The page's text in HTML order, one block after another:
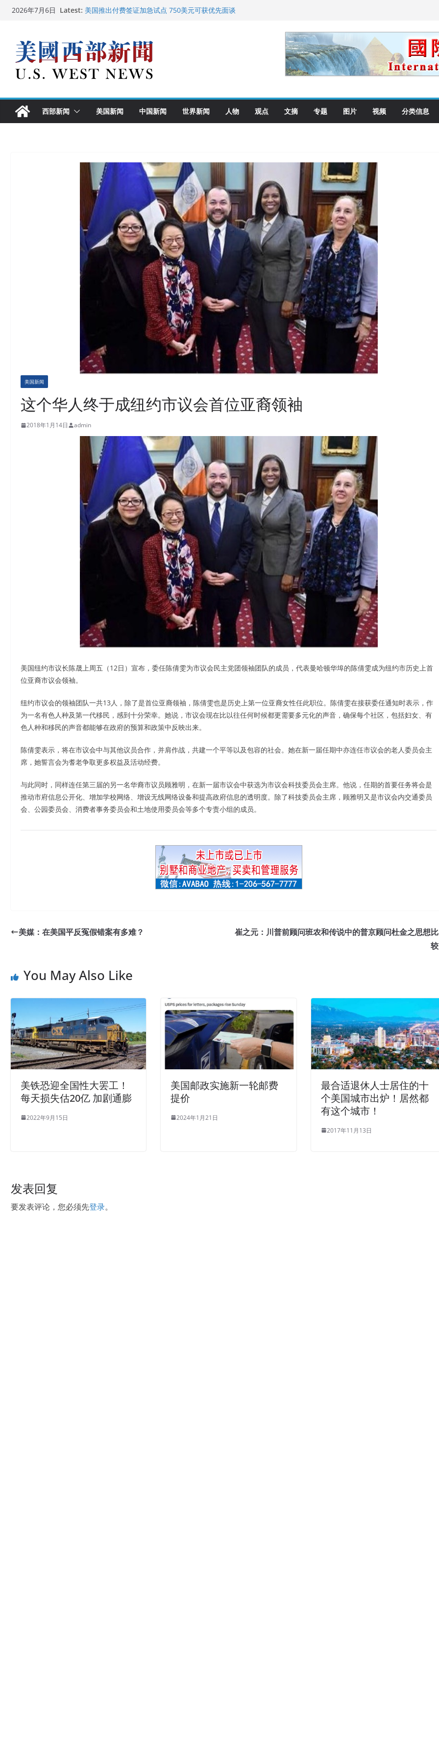
Skip2026年7月6日 Latest: 美国推出付费签证加急试点 750美元可获优先面谈
中国驻美国大使谢锋邀请美国老教师罗纳德·萨科尔斯基再次访华
广州市沉香协会会长周天明：让沉香有序走向世界
西部新闻 美国新闻 中国新闻 世界新闻 人物 观点 文摘 专题 图片 视频 分类信息
美国新闻
这个华人终于成纽约市议会首位亚裔领袖
2018年1月14日 admin
美国纽约市议长陈晟上周五（12日）宣布，委任陈倩雯为市议会民主党团领袖团队的成员，代表曼哈顿华埠的陈倩雯成为纽约市历史上首
位亚裔市议会领袖。
纽约市议会的领袖团队一共13人，除了是首位亚裔领袖，陈倩雯也是历史上第一位亚裔女性任此职位。陈倩雯在接获委任通知时表示，作
为一名有色人种及第一代移民，感到十分荣幸。她说，市议会现在比以往任何时候都更需要多元化的声音，确保每个社区，包括妇女、有
色人种和移民的声音都能够在政府的预算和政策中反映出来。
陈倩雯表示，将在市议会中与其他议员合作，并肩作战，共建一个平等以及包容的社会。她在新一届任期中亦连任市议会的老人委员会主
席，她誓言会为耆老争取更多权益及活动经费。
与此同时，同样连任第三届的另一名华裔市议员顾雅明，在新一届市议会中获选为市议会科技委员会主席。他说，任期的首要任务将会是
推动市府信息公开化、增加学校网络、增设无线网络设备和提高政府信息的透明度。除了科技委员会主席，顾雅明又是市议会内交通委员
会、公园委员会、消费者事务委员会和土地使用委员会等多个专责小组的成员。
美媒：在美国平反冤假错案有多难？
崔之元：川普前顾问班农和传说中的普京顾问杜金之思想比
较
You May Also Like
美铁恐迎全国性大罢工！
每天损失估20亿 加剧通膨
2022年9月15日
美国邮政实施新一轮邮费
提价
2024年1月21日
最合适退休人士居住的十
个美国城市出炉！居然都
有这个城市！
2017年11月13日
发表回复
要发表评论，您必须先登录。